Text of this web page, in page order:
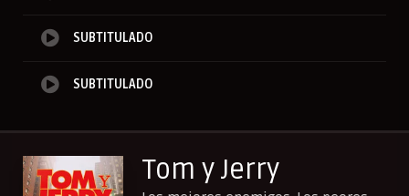
SUBTITULADO
SUBTITULADO
Tom y Jerry